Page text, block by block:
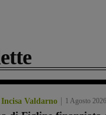
Valdarno 1 Agosto 2026